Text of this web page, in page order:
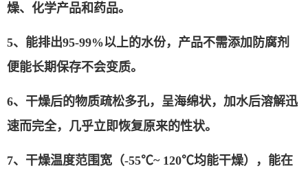
燥、化学产品和药品。
5、 能排出95-99%以上的水份，产品不需添加防腐剂
便能长期保存不会变质。
6、 干燥后的物质疏松多孔，呈海绵状，加水后溶解迅
速而完全，几乎立即恢复原来的性状。
7、 干燥温度范围宽（-55℃~ 120℃均能干燥），能在